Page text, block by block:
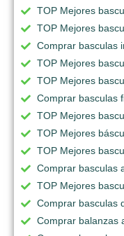
TOP Mejores
TOP Mejores
Comprar basculas
TOP Mejores
TOP Mejores
Comprar basculas
TOP Mejores
TOP Mejores
TOP Mejores
Comprar basculas
TOP Mejores
Comprar basculas
Comprar balanzas